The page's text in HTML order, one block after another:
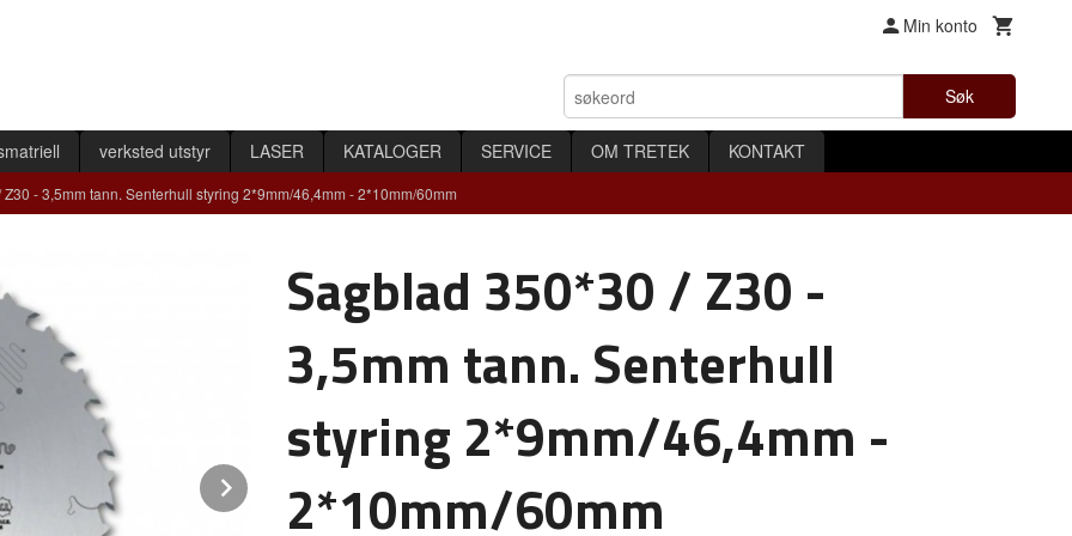
Min konto
Søk
verksted utstyr LASER KATALOGER SERVICE OM TRETEK KONTAKT
- 3,5mm tann. Senterhull styring 2*9mm/46,4mm - 2*10mm/60mm
Next
Sagblad 350*30 / Z30 -
3,5mm tann. Senterhull
styring 2*9mm/46,4mm -
2*10mm/60mm